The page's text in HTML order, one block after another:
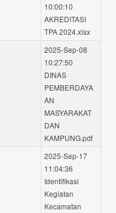
10:00:10
AKREDITASI
TPA 2024.xlsx
2025-Sep-08
10:27:50
DINAS
PEMBERDAYA
AN
MASYARAKAT
DAN
KAMPUNG.pdf
2025-Sep-17
11:04:36
Identifikasi
Kegiatan
Kecamatan